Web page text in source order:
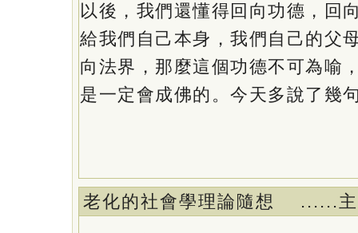
以後，我們還懂得回向功德，回
給我們自己本身，我們自己的父
向法界，那麼這個功德不可為喻
是一定會成佛的。今天多說了幾
老化的社會學理論隨想